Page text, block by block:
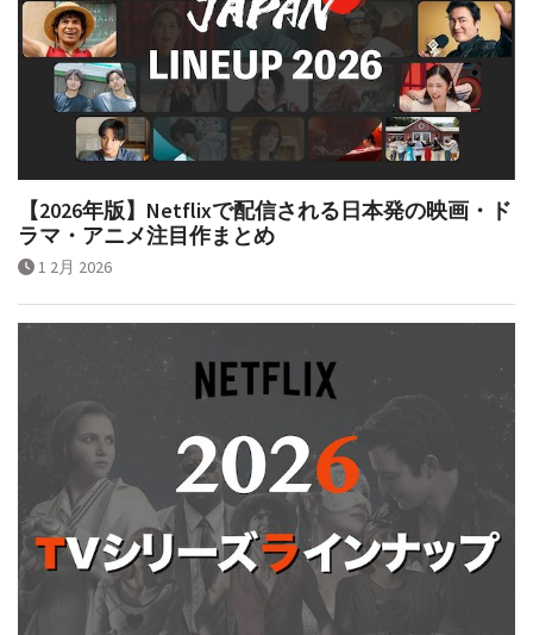
【2026年版】Netflixで配信される日本発の映画・ド
ラマ・アニメ注目作まとめ
1 2月 2026